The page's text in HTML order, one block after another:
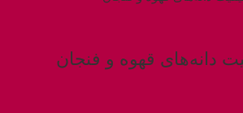
دانه‌های قهوه و فنجان